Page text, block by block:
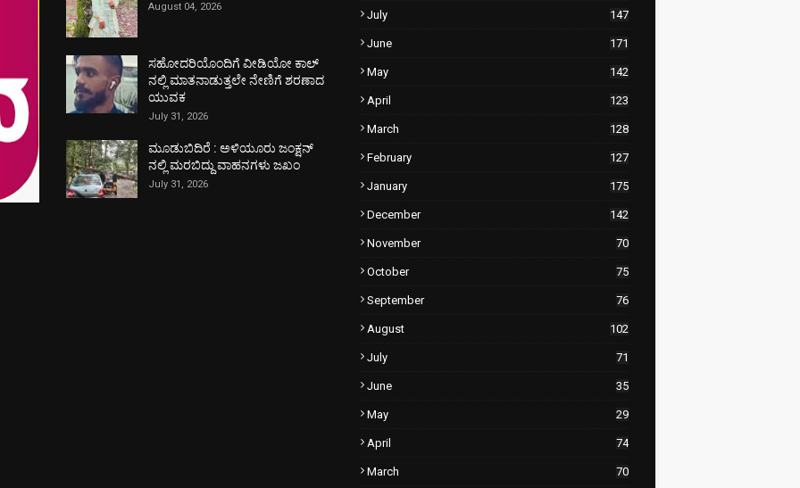
August 04, 2026
ಸಹೋದರಿಯೊಂದಿಗೆ ವೀಡಿಯೋ ಕಾಲ್
ನಲ್ಲಿ ಮಾತನಾಡುತ್ತಲೇ ನೇಣಿಗೆ ಶರಣಾದ
ಯುವಕ
July 31, 2026
ಮೂಡುಬಿದಿರೆ : ಅಳಿಯೂರು ಜಂಕ್ಷನ್
ನಲ್ಲಿ ಮರಬಿದ್ದು ವಾಹನಗಳು ಜಖಂ
July 31, 2026
July 147
June 171
May 142
April 123
March 128
February 127
January 175
December 142
November 70
October 75
September 76
August 102
July 71
June 35
May 29
April 74
March 70